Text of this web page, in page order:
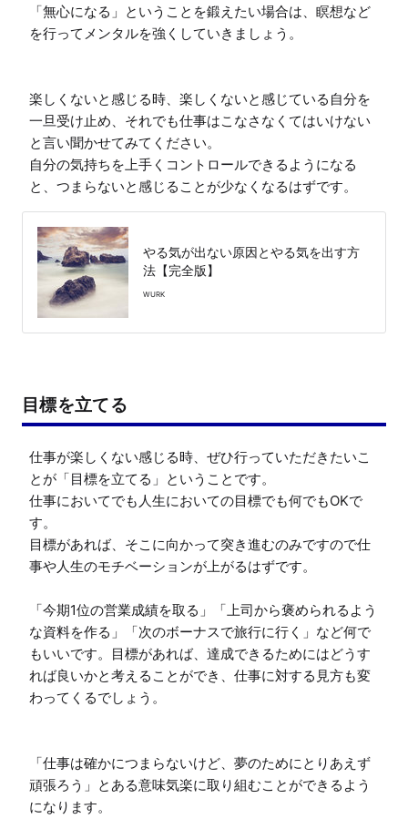
「無心になる」ということを鍛えたい場合は、瞑想など
を行ってメンタルを強くしていきましょう。
楽しくないと感じる時、楽しくないと感じている自分を
一旦受け止め、それでも仕事はこなさなくてはいけない
と言い聞かせてみてください。
自分の気持ちを上手くコントロールできるようになる
と、つまらないと感じることが少なくなるはずです。
やる気が出ない原因とやる気を出す方
法【完全版】
WURK
目標を立てる
仕事が楽しくない感じる時、ぜひ行っていただきたいこ
とが「目標を立てる」ということです。
仕事においてでも人生においての目標でも何でもOKで
す。
目標があれば、そこに向かって突き進むのみですので仕
事や人生のモチベーションが上がるはずです。
「今期1位の営業成績を取る」「上司から褒められるよう
な資料を作る」「次のボーナスで旅行に行く」など何で
もいいです。目標があれば、達成できるためにはどうす
れば良いかと考えることができ、仕事に対する見方も変
わってくるでしょう。
「仕事は確かにつまらないけど、夢のためにとりあえず
頑張ろう」とある意味気楽に取り組むことができるよう
になります。